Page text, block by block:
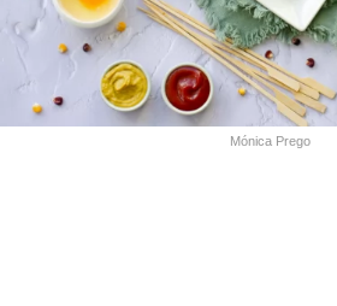
Mónica Prego